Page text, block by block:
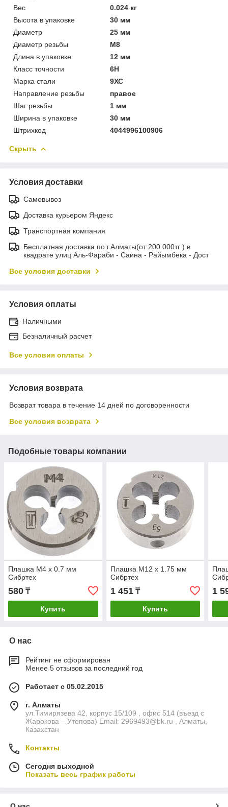
Вес
0.024 кг
Высота в упаковке
30 мм
Диаметр
25 мм
Диаметр резьбы
M8
Длина в упаковке
12 мм
Класс точности
6H
Марка стали
9ХС
Направление резьбы
правое
Шаг резьбы
1 мм
Ширина в упаковке
30 мм
Штрихкод
4044996100906
Скрыть
Условия доставки
Самовывоз
Доставка курьером Яндекс
Транспортная компания
Бесплатная доставка по г.Алматы(от 200 000тг ) в
квадрате улиц Аль-Фараби - Саина - Райымбека - Дост
Все условия доставки
Условия оплаты
Наличными
Безналичный расчет
Все условия оплаты
Условия возврата
Возврат товара в течение 14 дней по договоренности
Все условия возврата
Подобные товары компании
Плашка М4 х 0.7 мм
Сибртех
580 ₸
Купить
Плашка М12 х 1.75 мм
Сибртех
1 451₸
Купить
1
О нас
Рейтинг не сформирован
Менее 5 отзывов за последний год
Работает с 05.02.2015
г. Алматы
ул.Тимирязева 42, корпус 15/109 , офис 514 (въезд с
Жарокова – Утепова) Email: 2969493@bk.ru , Алматы,
Казахстан
Контакты
Сегодня выходной
Показать весь график работы